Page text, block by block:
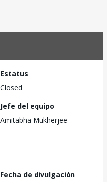
Estatus
Closed
Jefe del equipo
Amitabha Mukherjee
Fecha de divulgación